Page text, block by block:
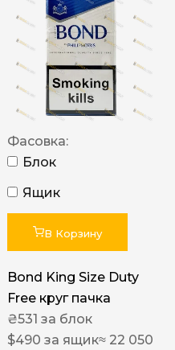
Фасовка:
Блок
Ящик
В Корзину
Bond King Size Duty
Free круг пачка
₴531 за блок
$490 за ящик≈ 22 050